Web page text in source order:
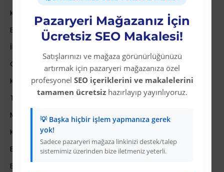
Pazaryeri Mağazanız İçin
Ücretsiz SEO Makalesi!
Satışlarınızı ve mağaza görünürlüğünüzü
artırmak için pazaryeri mağazanıza özel
profesyonel SEO içeriklerini ve makalelerini
tamamen ücretsizhazırlayıp yayınlıyoruz.
💡 Başka hiçbir işlem yapmanıza gerek
yok!
Sadece pazaryeri mağaza linkinizi destek/talep
sistemimiz üzerinden bize iletmeniz yeterli.
Kurumsal Bilgiler
Banka Hesab Bilgileri
İletişim
Gizlilik Politikası
Kullanıcı Sözleşmesi
Teslimat Bilgileri
Mesafeli Satış Sözleşmesi
Kariyer
Bayi İade Sistemi
Bayi Bakiye Yükleme